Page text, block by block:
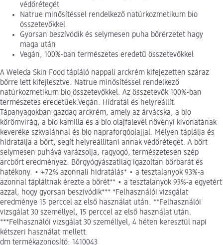
védőrétegét
Natrue minősítéssel rendelkező natúrkozmetikum bio
összetevőkkel
Gyorsan beszívódik és selymesen puha bőrérzetet hagy
maga után
Vegán, 100%-ban természetes eredetű összetevőkkel
A Weleda Skin Food tápláló nappali arckrém kifejezetten száraz
bőrre lett kifejlesztve. Natrue minősítéssel rendelkező
natúrkozmetikum bio összetevőkkel. Az összetevők 100%-ban
természetes eredetűek.Vegán. Hidratál és helyreállít.
Tápanyagokban gazdag arckrém, amely az árvácska, a bio
körömvirág, a bio kamilla és a bio olajfalevél növényi kivonatának
keveréke szkvalánnal és bio napraforgóolajjal. Mélyen táplálja és
hidratálja a bőrt, segít helyreállítani annak védőrétegét. A bőrt
selymesen puhává varázsolja, ragyogó, természetesen szép
arcbőrt eredményez. Bőrgyógyászatilag igazoltan bőrbarát és
hatékony. • +72% azonnali hidratálás* • a tesztalanyok 93%-a
azonnal tápláltnak érezte a bőrét** • a tesztalanyok 93%-a egyetért
azzal, hogy gyorsan beszívódik*** *Felhasználói vizsgálat
eredménye 15 perccel az első használat után. **Felhasználói
vizsgálat 30 személlyel, 15 perccel az első használat után.
***Felhasználói vizsgálat 30 személlyel, 4 héten keresztül napi
kétszeri használat mellett.
dm termékazonosító: 1410043